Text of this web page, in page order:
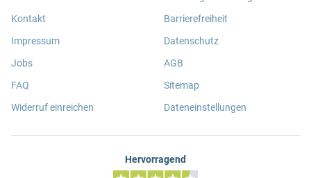
Kontakt
Impressum
Jobs
FAQ
Widerruf einreichen
Barrierefreiheit
Datenschutz
AGB
Sitemap
Dateneinstellungen
Hervorragend